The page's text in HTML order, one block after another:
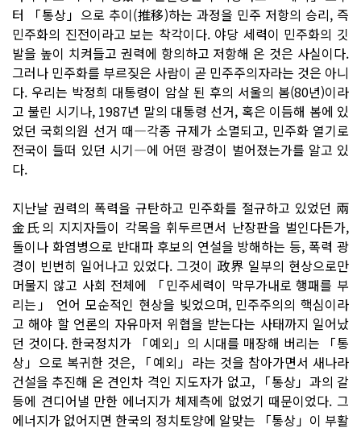
터 「통상」으로 추이(推移)하는 과정을 민주 저항의 승리, 즉
민주화의 진전이라고 보는 착각이다. 야당 세력이 민주화의 깃
발을 높이 치켜들고 권력에 항의하고 저항해 온 것은 사실이다.
그러나 민주화를 부르짖은 사람이 곧 민주주의자라는 것은 아니
다. 우리는 박정희 대통령이 암살 된 후의 서울의 봄(80년)이라
고 불린 시기나, 1987년 말의 대통령 선거, 혹은 이듬해 봄에 있
었던 국회의원 선거 때―각종 규제가 소멸되고, 민주화 열기로
전국이 들떠 있던 시기―에 어떤 광경이 벌어졌는가를 알고 있
다.
지난날 권력의 폭력을 규탄하고 민주화를 절규하고 있었던 兩
金氏의 지지자들이 각목을 휘두르면서 난장판을 벌인다든가,
돌이나 화염병으로 반대파 후보의 연설을 방해하는 등, 폭력 광
경이 빈번히 일어나고 있었다. 그것이 政界 일부의 현상으로만
머물지 않고 사회 전체에 「민주세력이 막무가내로 행패를 부
리는」 언어 모순적인 현상을 빚었으며, 민주주의의 핵심이라
고 해야 할 언론의 자유마저 위협을 받는다는 사태까지 일어났
던 것이다. 한국정치가 「예외」의 시대를 매장해 버리는 「통
상」으로 복귀한 것은, 「예외」라는 것을 참아가면서 새나라
건설을 추진해 온 견인차 격인 지도자가 없고, 「통상」과의 갈
등에 견디어낼 만한 에너지가 체제측에 없었기 때문이었다. 그
에너지가 없어지면 한국의 정치토양에 알맞는 「통상」이 부활